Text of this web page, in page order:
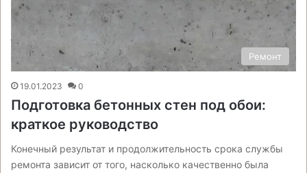
Ремонт
19.01.2023 0
Подготовка бетонных стен под обои:
краткое руководство
Конечный результат и продолжительность срока службы
ремонта зависит от того, насколько качественно была